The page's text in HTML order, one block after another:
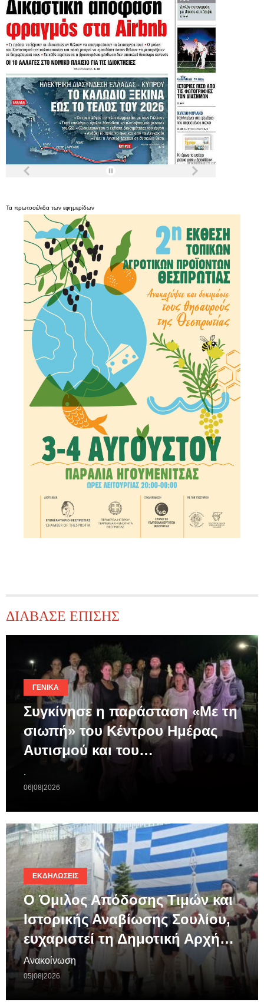
Τα πρωτοσέλιδα των εφημερίδων
ΔΙΑΒΑΣΕ ΕΠΙΣΗΣ
ΓΕΝΙΚΆ
Συγκίνησε η παράσταση «Με τη
σιωπή» του Κέντρου Ημέρας
Αυτισμού και του…
.
06|08|2026
ΕΚΔΗΛΏΣΕΙΣ
Ο Όμιλος Απόδοσης Τιμών και
Ιστορικής Αναβίωσης Σουλίου,
ευχαριστεί τη Δημοτική Αρχή…
Ανακοίνωση
05|08|2026